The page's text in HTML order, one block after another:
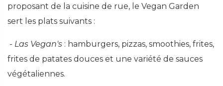
proposant de la cuisine de rue, le Vegan Garden
sert les plats suivants :
- Las Vegan's : hamburgers, pizzas, smoothies, frites,
frites de patates douces et une variété de sauces
végétaliennes.